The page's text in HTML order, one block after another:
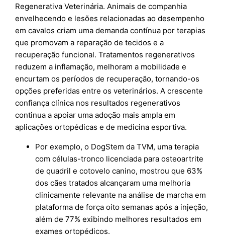
Regenerativa Veterinária. Animais de companhia
envelhecendo e lesões relacionadas ao desempenho
em cavalos criam uma demanda contínua por terapias
que promovam a reparação de tecidos e a
recuperação funcional. Tratamentos regenerativos
reduzem a inflamação, melhoram a mobilidade e
encurtam os períodos de recuperação, tornando-os
opções preferidas entre os veterinários. A crescente
confiança clínica nos resultados regenerativos
continua a apoiar uma adoção mais ampla em
aplicações ortopédicas e de medicina esportiva.
Por exemplo, o DogStem da TVM, uma terapia
com células-tronco licenciada para osteoartrite
de quadril e cotovelo canino, mostrou que 63%
dos cães tratados alcançaram uma melhoria
clinicamente relevante na análise de marcha em
plataforma de força oito semanas após a injeção,
além de 77% exibindo melhores resultados em
exames ortopédicos.